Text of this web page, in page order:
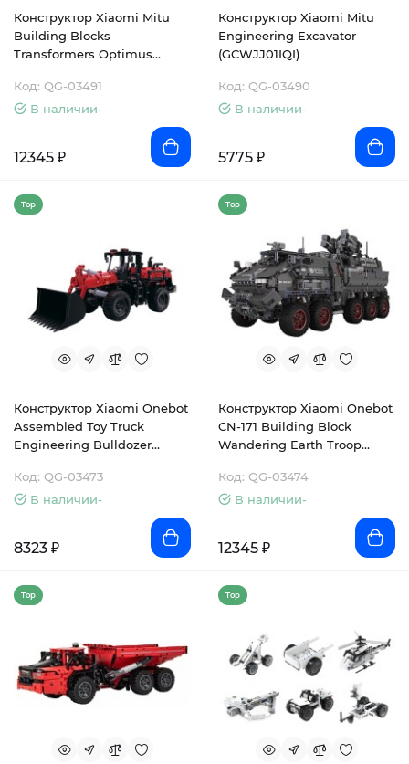
Конструктор Xiaomi Mitu
Building Blocks
Transformers Optimus
Код: QG-03491
В наличии-
12345 ₽
Конструктор Xiaomi Mitu
Engineering Excavator
(GCWJJ01IQI)
Код: QG-03490
В наличии-
5775 ₽
Top
Конструктор Xiaomi Onebot
Assembled Toy Truck
Engineering Bulldozer
Код: QG-03473
В наличии-
8323 ₽
Top
Конструктор Xiaomi Onebot
CN-171 Building Block
Wandering Earth Troop
Код: QG-03474
В наличии-
12345 ₽
Top Top